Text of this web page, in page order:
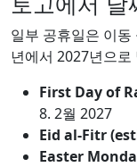
일부 공휴일은 이
년에서 2027년으
First Day of
8. 2월 2027
Eid al-Fitr
Easter